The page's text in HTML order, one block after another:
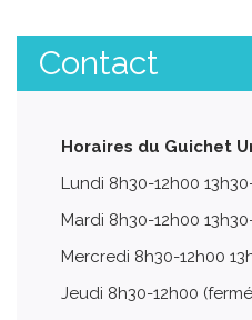
Contact
Horaires du Guichet
Lundi 8h30-12h00
Mardi 8h30-12h00
Mercredi 8h30-12h00
Jeudi 8h30-12h00